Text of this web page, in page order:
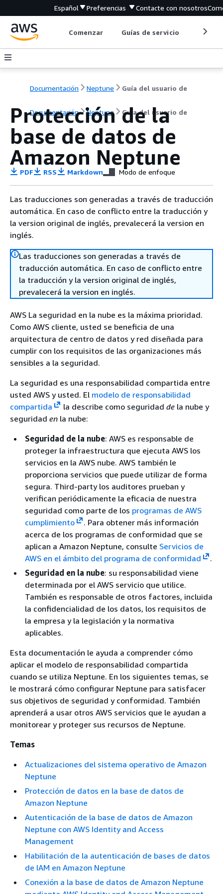
Español Preferencias Contacte con nosotros
Comenzar Guías de servicio
Documentación Neptune Guía del usuario de
Documentación Neptune Guía del usuario de
Protección de la
base de datos de
Amazon Neptune
PDF RSS Markdown Modo de enfoque
Las traducciones son generadas a través de traducción
automática. En caso de conflicto entre la traducción y
la version original de inglés, prevalecerá la version en
inglés.
Las traducciones son generadas a través de
traducción automática. En caso de conflicto entre
la traducción y la version original de inglés,
prevalecerá la version en inglés.
AWS La seguridad en la nube es la máxima prioridad.
Como AWS cliente, usted se beneficia de una
arquitectura de centro de datos y red diseñada para
cumplir con los requisitos de las organizaciones más
sensibles a la seguridad.
La seguridad es una responsabilidad compartida entre
usted AWS y usted. El modelo de responsabilidad
compartida
la describe como seguridad dela nube y
seguridad en la nube:
Seguridad de la nube: AWS es responsable de
proteger la infraestructura que ejecuta AWS los
servicios en la AWS nube. AWS también le
proporciona servicios que puede utilizar de forma
segura. Third-party los auditores prueban y
verifican periódicamente la eficacia de nuestra
seguridad como parte de los programas de AWS
cumplimiento
. Para obtener más información
acerca de los programas de conformidad que se
aplican a Amazon Neptune, consulte Servicios de
AWS en el ámbito del programa de conformidad
.
Seguridad en la nube: su responsabilidad viene
determinada por el AWS servicio que utilice.
También es responsable de otros factores, incluida
la confidencialidad de los datos, los requisitos de
la empresa y la legislación y la normativa
aplicables.
Esta documentación le ayuda a comprender cómo
aplicar el modelo de responsabilidad compartida
cuando se utiliza Neptune. En los siguientes temas, se
le mostrará cómo configurar Neptune para satisfacer
sus objetivos de seguridad y conformidad. También
aprenderá a usar otros AWS servicios que le ayudan a
monitorear y proteger sus recursos de Neptune.
Temas
Actualizaciones del sistema operativo de Amazon
Neptune
Protección de datos en la base de datos de
Amazon Neptune
Autenticación de la base de datos de Amazon
Neptune con AWS Identity and Access
Management
Habilitación de la autenticación de bases de datos
de IAM en Amazon Neptune
Conexión a la base de datos de Amazon Neptune